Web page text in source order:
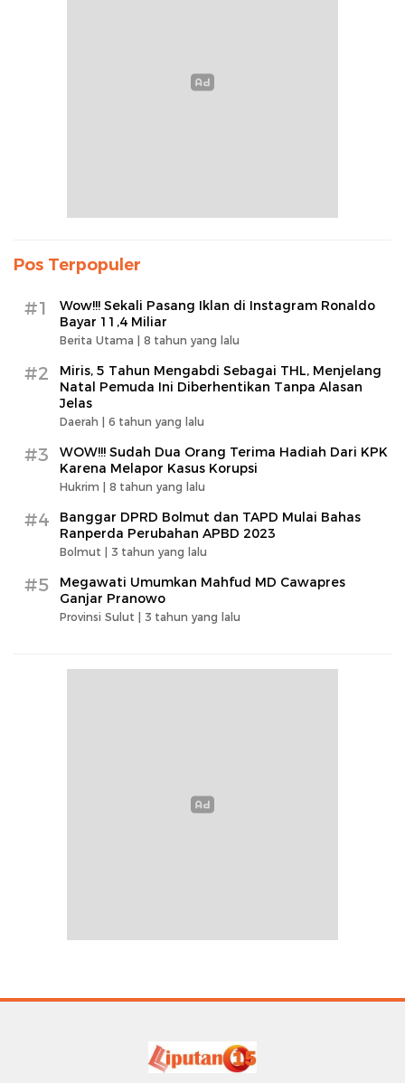
Pos Terpopuler
#1
Wow!!! Sekali Pasang Iklan di Instagram Ronaldo
Bayar 11,4 Miliar
Berita Utama | 8 tahun yang lalu
#2
Miris, 5 Tahun Mengabdi Sebagai THL, Menjelang
Natal Pemuda Ini Diberhentikan Tanpa Alasan
Jelas
Daerah | 6 tahun yang lalu
#3
WOW!!! Sudah Dua Orang Terima Hadiah Dari KPK
Karena Melapor Kasus Korupsi
Hukrim | 8 tahun yang lalu
#4
Banggar DPRD Bolmut dan TAPD Mulai Bahas
Ranperda Perubahan APBD 2023
Bolmut | 3 tahun yang lalu
#5
Megawati Umumkan Mahfud MD Cawapres
Ganjar Pranowo
Provinsi Sulut | 3 tahun yang lalu